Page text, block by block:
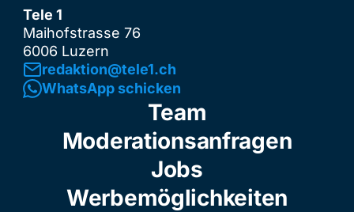
Tele 1
Maihofstrasse 76
6006 Luzern
redaktion@tele1.ch
WhatsApp schicken
Team
Moderationsanfragen
Jobs
Werbemöglichkeiten